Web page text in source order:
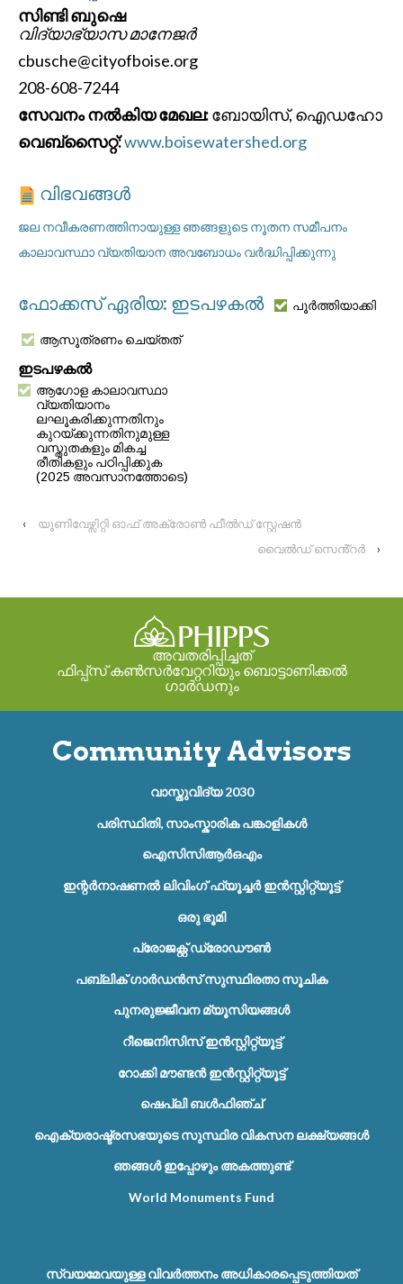
സിണ്ടി ബുഷെ
വിദ്യാഭ്യാസ മാനേജർ
cbusche@cityofboise.org
208-608-7244
സേവനം നൽകിയ മേഖല:ബോയിസ്, ഐഡഹോ
വെബ്സൈറ്റ്:www.boisewatershed.org
വിഭവങ്ങൾ
ജല നവീകരണത്തിനായുള്ള ഞങ്ങളുടെ നൂതന സമീപനം
കാലാവസ്ഥാ വ്യതിയാന അവബോധം വർദ്ധിപ്പിക്കുന്നു
ഫോക്കസ് ഏരിയ: ഇടപഴകൽ പൂർത്തിയാക്കി
ആസൂത്രണം ചെയ്തത്
ഇടപഴകൽ
ആഗോള കാലാവസ്ഥാ
വ്യതിയാനം
ലഘൂകരിക്കുന്നതിനും
കുറയ്ക്കുന്നതിനുമുള്ള
വസ്തുതകളും മികച്ച
രീതികളും പഠിപ്പിക്കുക
(2025 അവസാനത്തോടെ)
‹
യൂണിവേഴ്സിറ്റി ഓഫ് അക്രോൺ ഫീൽഡ് സ്റ്റേഷൻ
വൈൽഡ് സെൻ്റർ
›
അവതരിപ്പിച്ചത്
ഫിപ്പ്സ് കൺസർവേറ്ററിയും ബൊട്ടാണിക്കൽ
ഗാർഡനും
Community Advisors
വാസ്തുവിദ്യ 2030
പരിസ്ഥിതി, സാംസ്കാരിക പങ്കാളികൾ
ഐസിസിആർഒഎം
ഇന്റർനാഷണൽ ലിവിംഗ് ഫ്യൂച്ചർ ഇൻസ്റ്റിറ്റ്യൂട്ട്
ഒരു ഭൂമി
പ്രോജക്റ്റ് ഡ്രോഡൗൺ
പബ്ലിക് ഗാർഡൻസ് സുസ്ഥിരതാ സൂചിക
പുനരുജ്ജീവന മ്യൂസിയങ്ങൾ
റീജെനിസിസ് ഇൻസ്റ്റിറ്റ്യൂട്ട്
റോക്കി മൗണ്ടൻ ഇൻസ്റ്റിറ്റ്യൂട്ട്
ഷെപ്ലി ബൾഫിഞ്ച്
ഐക്യരാഷ്ട്രസഭയുടെ സുസ്ഥിര വികസന ലക്ഷ്യങ്ങൾ
ഞങ്ങൾ ഇപ്പോഴും അകത്തുണ്ട്
World Monuments Fund
സ്വയമേവയുള്ള വിവർത്തനം അധികാരപ്പെടുത്തിയത്